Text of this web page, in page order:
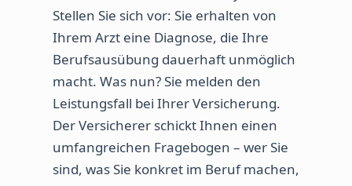
Stellen Sie sich vor: Sie erhalten von
Ihrem Arzt eine Diagnose, die Ihre
Berufsausübung dauerhaft unmöglich
macht. Was nun? Sie melden den
Leistungsfall bei Ihrer Versicherung.
Der Versicherer schickt Ihnen einen
umfangreichen Fragebogen – wer Sie
sind, was Sie konkret im Beruf machen,